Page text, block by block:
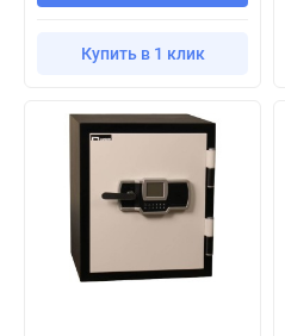
Купить в 1 клик